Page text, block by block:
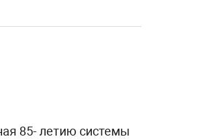
85- летию системы